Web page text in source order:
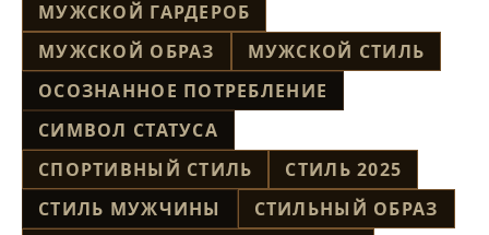
МУЖСКОЙ ГАРДЕРОБ
МУЖСКОЙ ОБРАЗ
МУЖСКОЙ СТИЛЬ
ОСОЗНАННОЕ ПОТРЕБЛЕНИЕ
СИМВОЛ СТАТУСА
СПОРТИВНЫЙ СТИЛЬ
СТИЛЬ 2025
СТИЛЬ МУЖЧИНЫ
СТИЛЬНЫЙ ОБРАЗ